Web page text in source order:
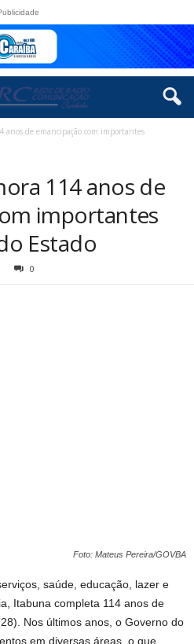
anos de emancipação com importantes
114 anos de
importantes
Estado
0
Foto: Mateus Pereira/GOVBA
saúde, educação, lazer e
Itabuna completa 114 anos de
Nos últimos anos, o Governo do
em diversas áreas, o que